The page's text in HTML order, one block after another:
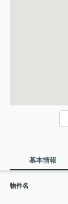
基本情報
物件名